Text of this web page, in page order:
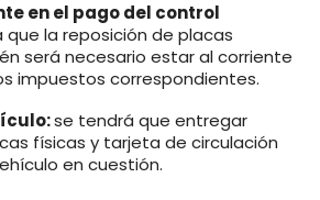
en el pago del control
que la reposición de placas
será necesario estar al corriente
impuestos correspondientes.
se tendrá que entregar
físicas y tarjeta de circulación
en cuestión.